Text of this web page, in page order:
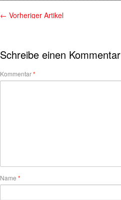
← Vorheriger Artikel
Schreibe einen Kommentar
Kommentar*
Name *